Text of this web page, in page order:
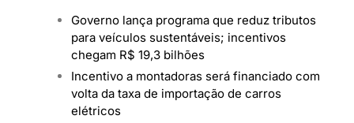
Governo lança programa que reduz tributos
para veículos sustentáveis; incentivos
chegam R$ 19,3 bilhões
Incentivo a montadoras será financiado com
volta da taxa de importação de carros
elétricos